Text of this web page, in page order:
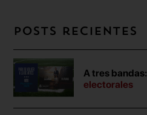
Posts recientes
A tres bandas:
electorales